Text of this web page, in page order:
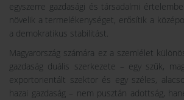
egyszerre gazdasági és társadalmi
növelik a termelékenységet, erősítik a
a demokratikus stabilitást.
Magyarország számára ez a szemlélet
gazdaság duális szerkezete – egy szűk,
exportorientált szektor és egy széles,
hazai gazdaság – nem pusztán adottság,